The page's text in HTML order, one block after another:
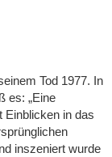
Tod 1977. In
es: „Eine
Einblicken in das
inszeniert wurde